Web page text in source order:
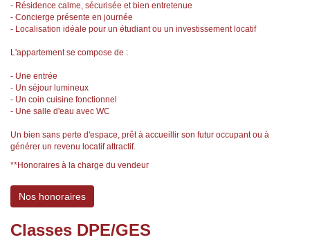
- Résidence calme, sécurisée et bien entretenue
- Concierge présente en journée
- Localisation idéale pour un étudiant ou un investissement locatif
L'appartement se compose de :
- Une entrée
- Un séjour lumineux
- Un coin cuisine fonctionnel
- Une salle d'eau avec WC
Un bien sans perte d'espace, prêt à accueillir son futur occupant ou à
générer un revenu locatif attractif.
**Honoraires à la charge du vendeur
Nos honoraires
Classes DPE/GES